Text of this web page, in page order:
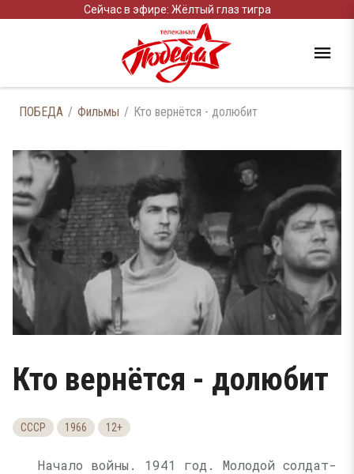
Сейчас в эфире: Жёлтый глаз тигра
ПОБЕДА Фильмы Кто вернётся - долюбит
Кто вернётся - долюбит
СССР 1966 12+
Начало войны. 1941 год. Молодой солдат-